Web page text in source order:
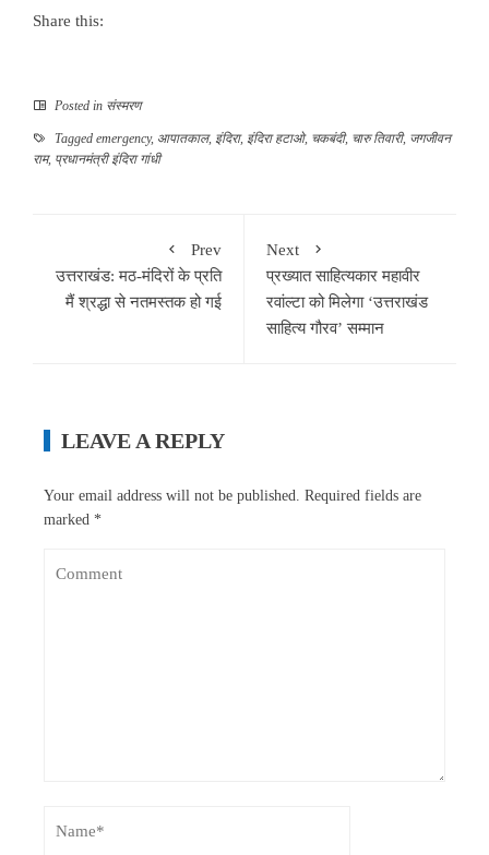
Share this:
Posted in संस्मरण
Tagged emergency, आपातकाल, इंदिरा, इंदिरा हटाओ, चकबंदी, चारु तिवारी, जगजीवन
राम, प्रधानमंत्री इंदिरा गांधी
Prev
उत्तराखंड: मठ-मंदिरों के प्रति
मैं श्रद्धा से नतमस्तक हो गई
Next
प्रख्यात साहित्यकार महावीर
रवांल्टा को मिलेगा ‘उत्तराखंड
साहित्य गौरव’ सम्मान
LEAVE A REPLY
Your email address will not be published. Required fields are
marked *